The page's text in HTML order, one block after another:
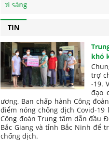
TIN
khó
-19
trợ
-19.
đạo
ương, Ban chấp hành Công
điểm nóng chống dịch Covid-19
Công đoàn Trung tâm dẫn đầu
Bắc Giang và tỉnh Bắc Ninh để
chống dịch.